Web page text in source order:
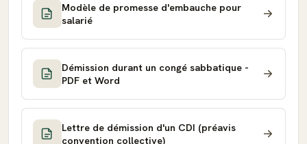
Modèle de promesse d'embauche pour
salarié
Démission durant un congé sabbatique -
PDF et Word
Lettre de démission d'un CDI (préavis
convention collective)